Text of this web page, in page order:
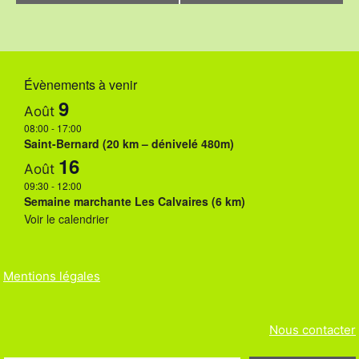
v
a
o
n
É
è
Évènements à venir
Août 9
08:00 - 17:00
Saint-Bernard (20 km – dénivelé 480m)
Août 16
09:30 - 12:00
Semaine marchante Les Calvaires (6 km)
Voir le calendrier
Mentions légales
Nous contacter